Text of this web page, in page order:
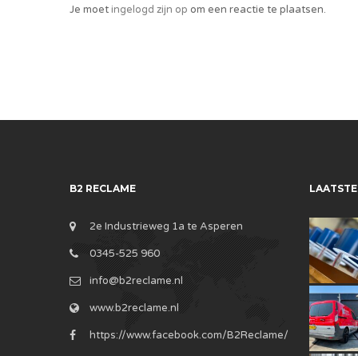
Je moetingelogd zijn op om een reactie te plaatsen.
B2 RECLAME
2e Industrieweg 1a te Asperen
0345-525 960
info@b2reclame.nl
www.b2reclame.nl
https://www.facebook.com/B2Reclame/